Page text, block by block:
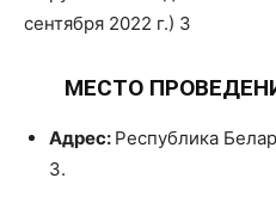
МЕСТО
Адрес: Республика
3.